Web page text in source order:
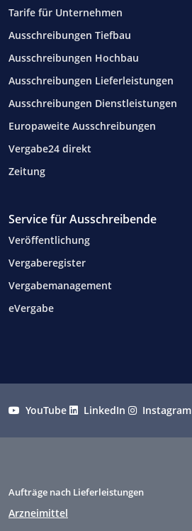
Tarife für Unternehmen
Ausschreibungen Tiefbau
Ausschreibungen Hochbau
Ausschreibungen Lieferleistungen
Ausschreibungen Dienstleistungen
Europaweite Ausschreibungen
Vergabe24 direkt
Zeitung
Service für Ausschreibende
Veröffentlichung
Vergaberegister
Vergabemanagement
eVergabe
YouTube LinkedIn Instagram
Aufträge nach Lieferleistungen
Arzneimittel